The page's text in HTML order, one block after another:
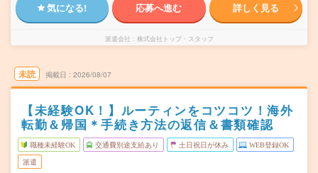
気になる! 応募へ進む 詳しく見る
派遣会社 株式会社トップ・スタッフ
未読 掲載日 2026/08/07
【未経験OK！】ルーティンをコツコツ！海外
転勤＆帰国＊手続き方法の返信＆書類確認
職種未経験OK 交通費別途支給あり 土日祝日が休み WEB登録OK
派遣